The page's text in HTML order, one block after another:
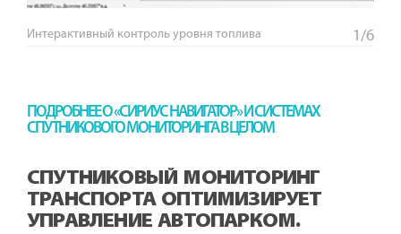
Интерактивный контроль уровня топлива 1/6
ПОДРОБНЕЕ О «СИРИУС НАВИГАТОР» И СИСТЕМАХ
СПУТНИКОВОГО МОНИТОРИНГА В ЦЕЛОМ
СПУТНИКОВЫЙ МОНИТОРИНГ
ТРАНСПОРТА ОПТИМИЗИРУЕТ
УПРАВЛЕНИЕ АВТОПАРКОМ.